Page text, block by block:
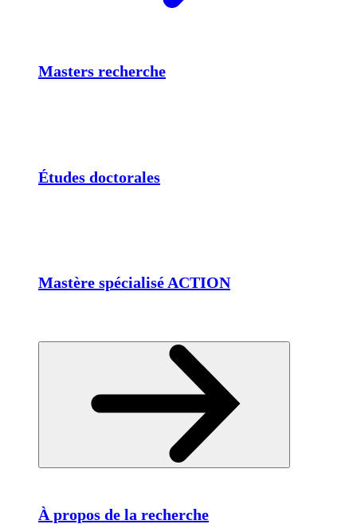
Masters recherche
Études doctorales
Mastère spécialisé ACTION
À propos de la recherche